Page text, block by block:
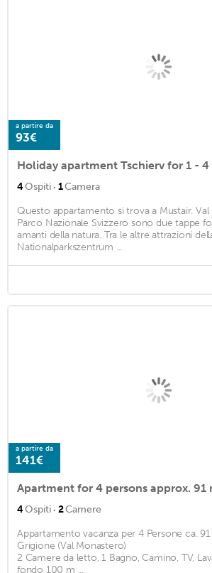
a partire da
93€
4Ospiti · 1Camera
Questo appartamento si trova a Mustair.
Parco Nazionale Svizzero sono due tappe
amanti della natura. Tra le altre attrazioni
Nationalparkszentrum ...
a partire da
141€
Apartment for 4 persons approx. 91
4Ospiti · 2Camere
Appartamento vacanza per 4 Persone ca. 91
Grigione (Val Monastero)
2 Camere da letto, 1 Bagno, Camino, TV,
fondo 100 m ...